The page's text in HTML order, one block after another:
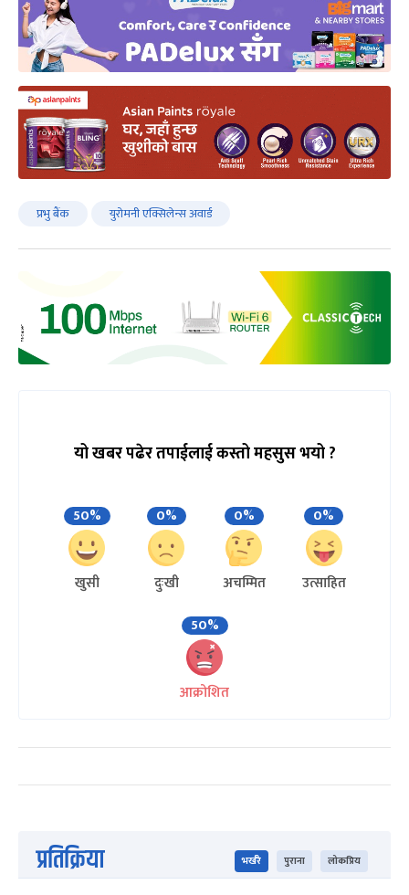
प्रभु बैंक युरोमनी एक्सिलेन्स अवार्ड
यो खबर पढेर तपाईलाई कस्तो महसुस भयो ?
50%
खुसी
0%
दुःखी
0%
अचम्मित
0%
उत्साहित
50%
आक्रोशित
प्रतिक्रिया भर्खरै पुराना लोकप्रिय